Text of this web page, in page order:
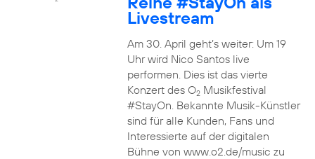
Livestream
Am 30. April geht’s weiter: Um 19
Uhr wird Nico Santos live
performen. Dies ist das vierte
Konzert des O2Musikfestival
#StayOn. Bekannte Musik-Künstler
sind für alle Kunden, Fans und
Interessierte auf der digitalen
Bühne von www.o2.de/music zu